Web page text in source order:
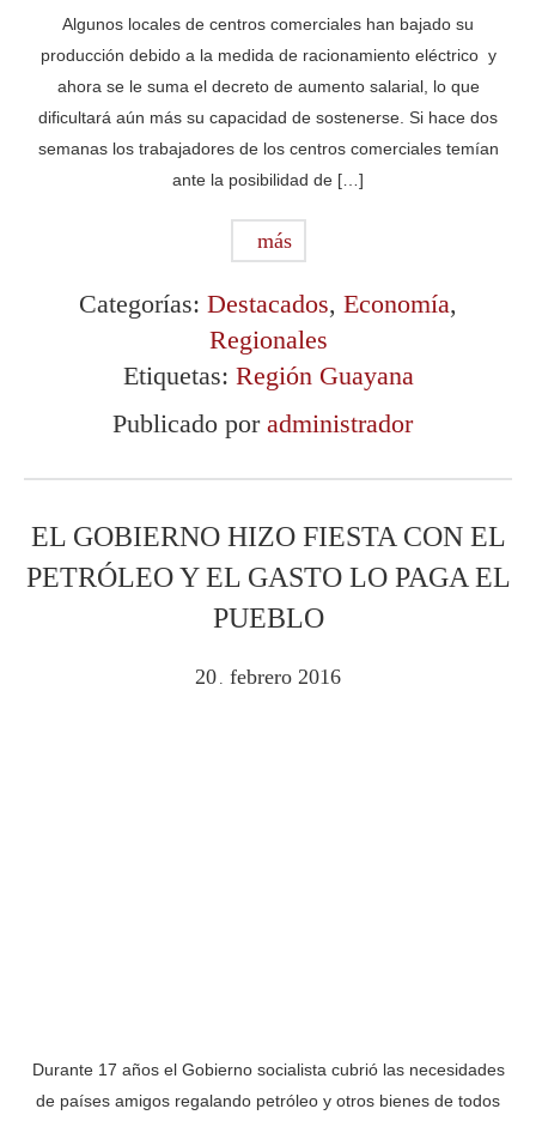
Algunos locales de centros comerciales han bajado su
producción debido a la medida de racionamiento eléctrico y
ahora se le suma el decreto de aumento salarial, lo que
dificultará aún más su capacidad de sostenerse. Si hace dos
semanas los trabajadores de los centros comerciales temían
ante la posibilidad de […]
más
Categorías: Destacados, Economía,
Regionales
Etiquetas: Región Guayana
Publicado por administrador
EL GOBIERNO HIZO FIESTA CON EL
PETRÓLEO Y EL GASTO LO PAGA EL
PUEBLO
20 . febrero 2016
Durante 17 años el Gobierno socialista cubrió las necesidades
de países amigos regalando petróleo y otros bienes de todos